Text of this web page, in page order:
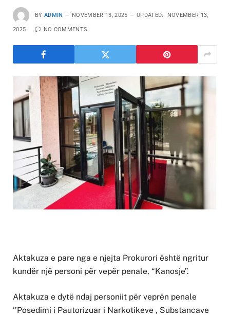
BY ADMIN NOVEMBER 13, 2025 UPDATED: NOVEMBER 13,
2025 NO COMMENTS
Aktakuza e pare nga e njejta Prokurori është ngritur
kundër një personi për vepër penale, “Kanosje”.
Aktakuza e dytë ndaj personiit për veprën penale
‘’Posedimi i Pautorizuar i Narkotikeve , Substancave